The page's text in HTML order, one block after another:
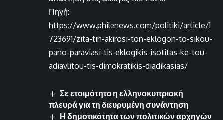
Πηγή:
https://www.philenews.com/politiki/article/1
723691/zita-tin-akirosi-ton-eklogon-to-sikou-
pano-paraviasi-tis-eklogikis-isotitas-ke-tou-
adiavlitou-tis-dimokratikis-diadikasias/
Σε ετοιμότητα η ελληνοκυπριακή
πλευρά για τη διευρυμένη συνάντηση
Η δημοτικότητα των πολιτικών αρχηγών